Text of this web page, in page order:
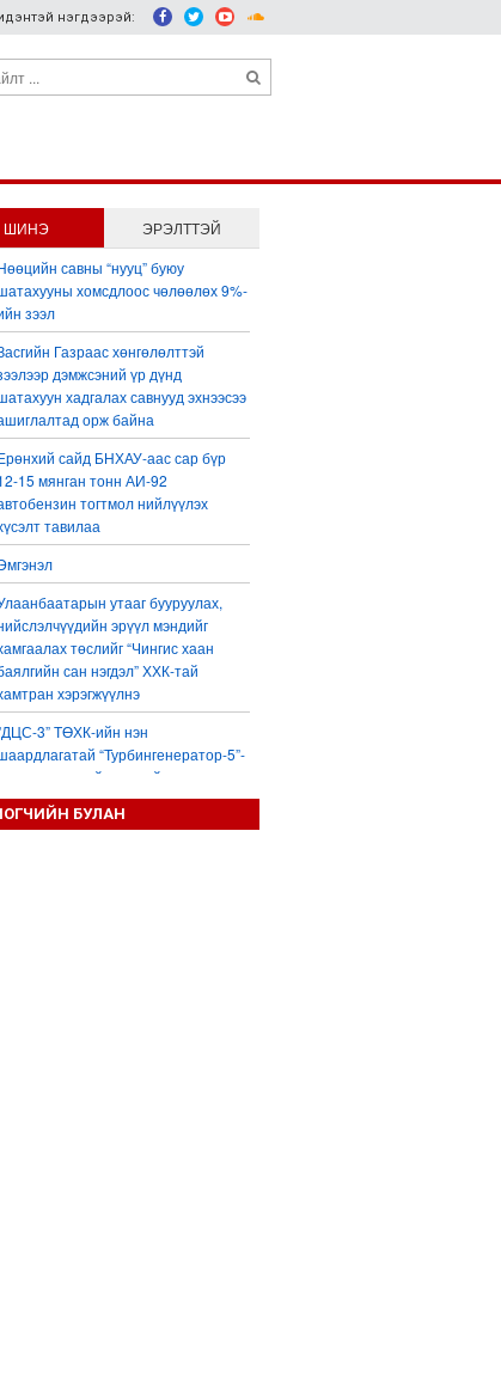
нэгдээрэй:
ШИНЭ
ЭРЭЛТТЭЙ
савны “нууц” буюу
хомсдлоос чөлөөлөх 9%-
зээл
Газраас хөнгөлөлттэй
дэмжсэний үр дүнд
хадгалах савнууд эхнээсээ
орж байна
сайд БНХАУ-аас сар бүр
15 мянган тонн АИ-92
тогтмол нийлүүлэх
тавилаа
утааг бууруулах,
эрүүл мэндийг
төслийг “Чингис хаан
сан нэгдэл” ХХК-тай
хэрэгжүүлнэ
3” ТӨХК-ийн нэн
“Турбингенератор-5”-
ын шинэчлэлийн төсвийг
болов
БУЛАН